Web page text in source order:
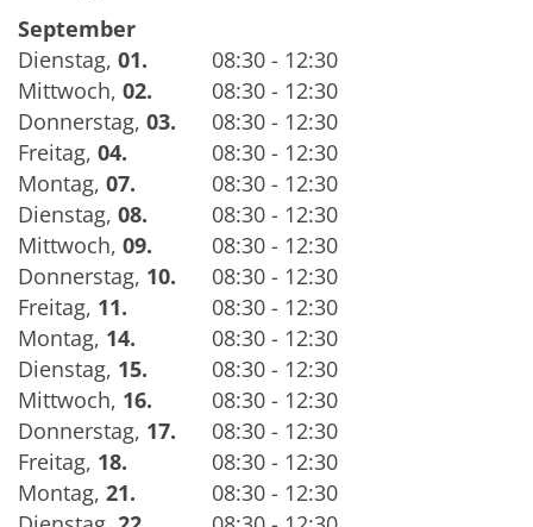
September
Dienstag, 01.
08:30 - 12:30
Mittwoch, 02.
08:30 - 12:30
Donnerstag, 03.
08:30 - 12:30
Freitag, 04.
08:30 - 12:30
Montag, 07.
08:30 - 12:30
Dienstag, 08.
08:30 - 12:30
Mittwoch, 09.
08:30 - 12:30
Donnerstag, 10.
08:30 - 12:30
Freitag, 11.
08:30 - 12:30
Montag, 14.
08:30 - 12:30
Dienstag, 15.
08:30 - 12:30
Mittwoch, 16.
08:30 - 12:30
Donnerstag, 17.
08:30 - 12:30
Freitag, 18.
08:30 - 12:30
Montag, 21.
08:30 - 12:30